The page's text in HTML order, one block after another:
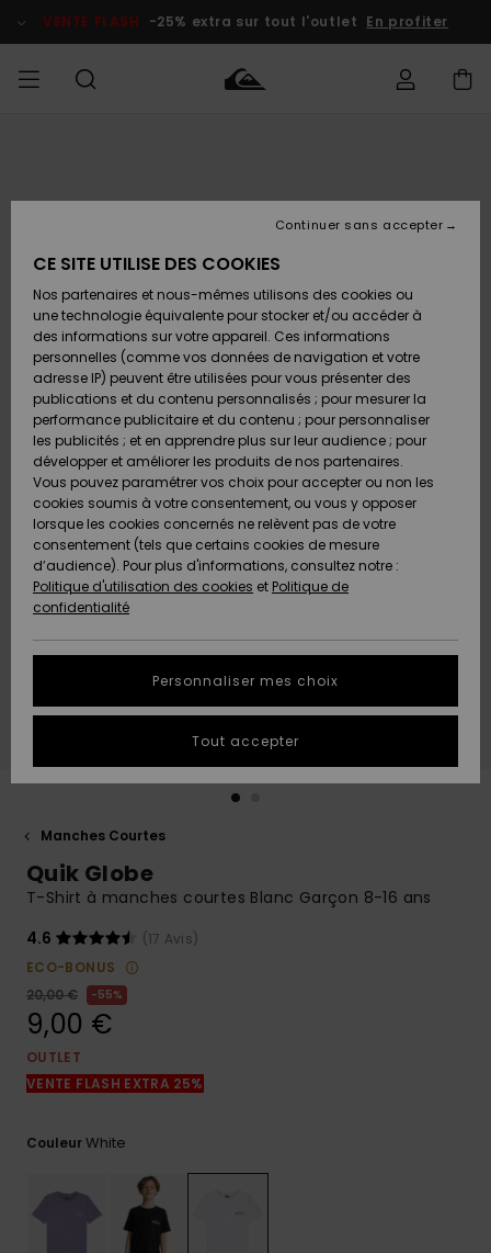
l'information
le
VENTE FLASH -25% extra sur tout l'outlet En profiter
Accessoires
Chaussures
& Tongs
Surf
Snow
Nouveautés
A
Découvrir
Accessoires
Chaussures
& Tongs
Surf
Snow
Nouveautés
A
Découvrir
FEMME
Nouveautés
A
Découvrir
Snow
SURF
Enfant
Highlights
Communauté
SNOW
Snow
Shop
Enfant
Snow
Shop
Femme
A
Découvrir
Communauté
VENTE
FLASH
Enfant
Outlet
Femme
Préférences
Langue Et
Région
Nederlands
AIDE &
CONTACT
Retours
Paiement
Carte
Cadeau
Quiksilver
Freedom
Protection
des données
Démarrez
pour obtenir
Démarrer
conversation
fréquentes et
notre
Consulter
COLLECTION
CARTE
CADEAU
LISTE DE
SOUHAITS
Manches Courtes
Quik Globe
T-Shirt à manches courtes Blanc Garçon 8-16 ans
4.6
(17 Avis)
ECO-BONUS
20,00 €
55%
9,00 €
OUTLET
VENTE FLASH EXTRA 25%
CouleurWhite
CE SITE UTILISE DES COOKIES
Nos partenaires et nous-mêmes utilisons des cookies ou
une technologie équivalente pour stocker et/ou accéder à
des informations sur votre appareil. Ces informations
personnelles (comme vos données de navigation et votre
adresse IP) peuvent être utilisées pour vous présenter des
publications et du contenu personnalisés ; pour mesurer la
performance publicitaire et du contenu ; pour personnaliser
les publicités ; et en apprendre plus sur leur audience ; pour
développer et améliorer les produits de nos partenaires.
Vous pouvez paramétrer vos choix pour accepter ou non les
cookies soumis à votre consentement, ou vous y opposer
lorsque les cookies concernés ne relèvent pas de votre
consentement (tels que certains cookies de mesure
d’audience). Pour plus d'informations, consultez notre :
Politique d'utilisation des cookies et Politique de
confidentialité
Personnaliser mes choix
Continuer sans accepter
Tout accepter